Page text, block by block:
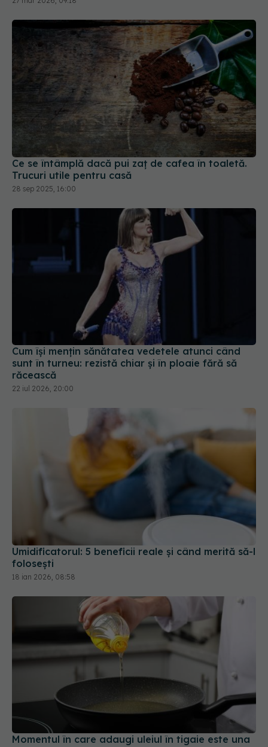
Ce se întâmplă dacă pui zaț de cafea în toaletă.
Trucuri utile pentru casă
28 sep 2025, 16:00
Cum își mențin sănătatea vedetele atunci când
sunt în turneu: rezistă chiar și în ploaie fără să
răcească
22 iul 2026, 20:00
Umidificatorul: 5 beneficii reale și când merită să-l
18 ian 2026, 08:58
Momentul în care adaugi uleiul în tigaie este una
dintre cele mai frecvente dileme din bucătărie.
05 mar 2026, 18:06